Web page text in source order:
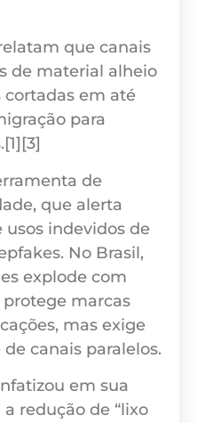
que canais
de material alheio
cortadas em até
para
de
que alerta
usos indevidos de
No Brasil,
explode com
protege marcas
mas exige
canais paralelos.
em sua
redução de “lixo